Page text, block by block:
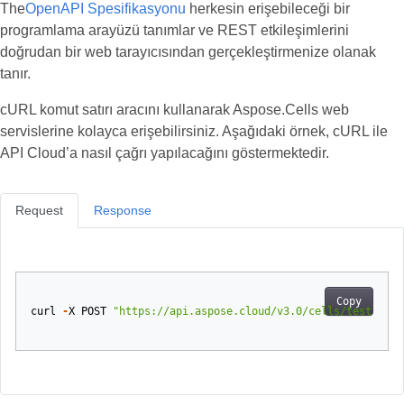
TheOpenAPI Spesifikasyonu herkesin erişebileceği bir
programlama arayüzü tanımlar ve REST etkileşimlerini
doğrudan bir web tarayıcısından gerçekleştirmenize olanak
tanır.
cURL komut satırı aracını kullanarak Aspose.Cells web
servislerine kolayca erişebilirsiniz. Aşağıdaki örnek, cURL ile
API Cloud’a nasıl çağrı yapılacağını göstermektedir.
Request
Copy
curl -X POST "https://api.aspose.cloud/v3.0/cells/test.xlsx/
Response